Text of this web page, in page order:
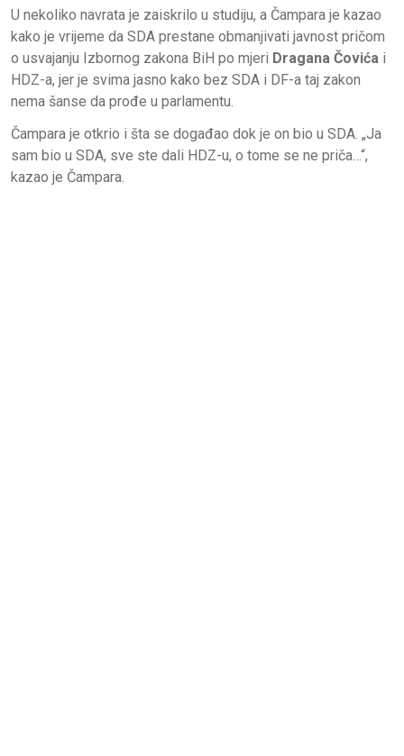
U nekoliko navrata je zaiskrilo u studiju, a Čampara je kazao
kako je vrijeme da SDA prestane obmanjivati javnost pričom
o usvajanju Izbornog zakona BiH po mjeri Dragana Čovića i
HDZ-a, jer je svima jasno kako bez SDA i DF-a taj zakon
nema šanse da prođe u parlamentu.
Čampara je otkrio i šta se događao dok je on bio u SDA. „Ja
sam bio u SDA, sve ste dali HDZ-u, o tome se ne priča…“,
kazao je Čampara.